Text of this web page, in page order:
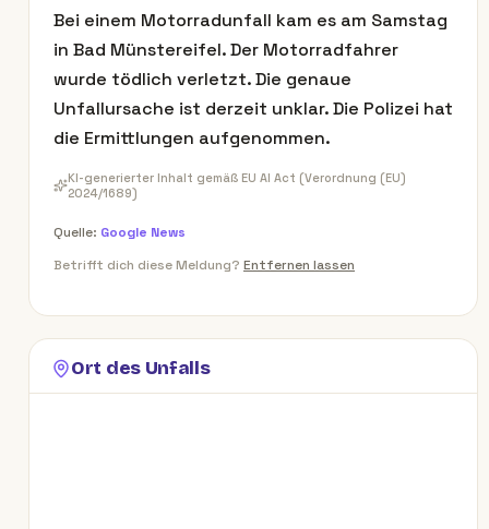
Bei einem Motorradunfall kam es am Samstag
in Bad Münstereifel. Der Motorradfahrer
wurde tödlich verletzt. Die genaue
Unfallursache ist derzeit unklar. Die Polizei hat
die Ermittlungen aufgenommen.
KI-generierter Inhalt gemäß EU AI Act (Verordnung (EU)
2024/1689)
Quelle: Google News
Betrifft dich diese Meldung? Entfernen lassen
Ort des Unfalls